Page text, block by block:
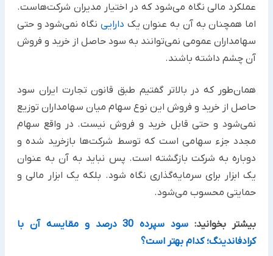
عملکرد مالی نگاه می‌شود که در اختیار مدیران شرکت‌هاست.
اما همچنان به آن به عنوان یک دارایی نگاه نمی‌شود و حتی
سهامداران عمومی نمی‌توانند به سود حاصل از خرید و فروش
آن چشم داشته باشند.
همان‌طور که در بالاتر گفتیم طبق قانون تجارت ایران سود
حاصل از خرید و فروش این نوع سهام میان سهامداران توزیع
نمی‌شود و حتی قابل خرید و فروش نیست. در واقع سهام
مجدد جزء سهامی است که توسط شرکت‌ها بازخرید شده و
دوباره به شرکت بازگشته است. پس نباید به آن به عنوان
یک ابزار برای سرمایه‌گذاری نگاه شود. بلکه یک ابزار مالی و
حمایتی محسوب می‌شود.
بیشتر بخوانید:
سود سپرده 30 درصد و مقایسه آن با
کرادفاندینگ؛ کدام بهتر است؟